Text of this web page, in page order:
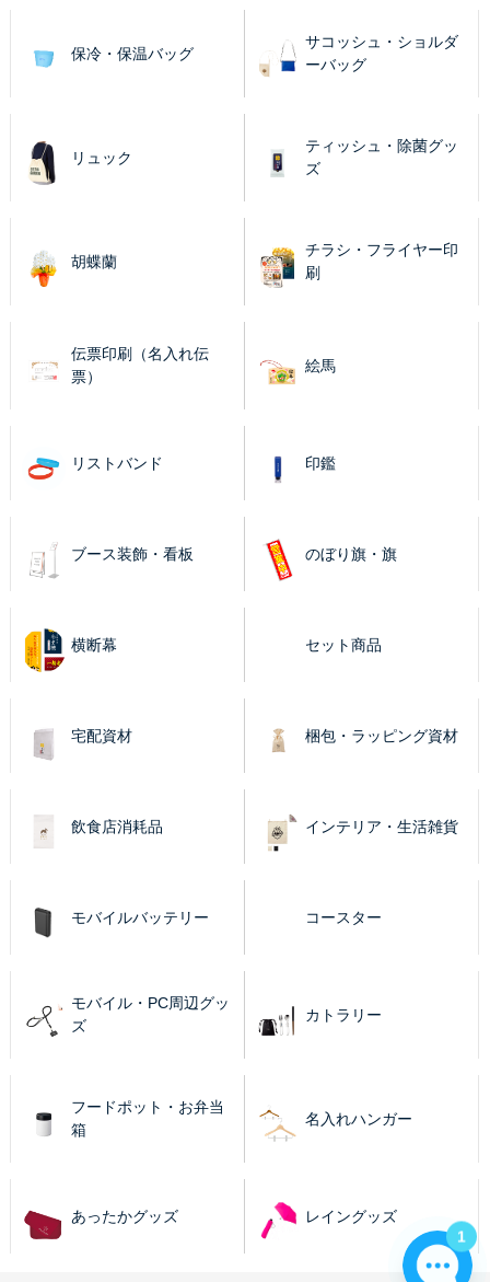
保冷・保温バッグ
サコッシュ・ショルダ
ーバッグ
リュック
ティッシュ・除菌グッ
ズ
胡蝶蘭
チラシ・フライヤー印
刷
伝票印刷（名入れ伝
票）
絵馬
リストバンド 印鑑
ブース装飾・看板 のぼり旗・旗
横断幕 セット商品
宅配資材 梱包・ラッピング資材
飲食店消耗品 インテリア・生活雑貨
モバイルバッテリー コースター
モバイル・PC周辺グッ
ズ
カトラリー
フードポット・お弁当
箱
名入れハンガー
あったかグッズ
レイングッズ
1